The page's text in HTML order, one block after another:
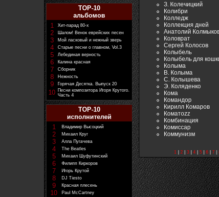
TOP-10
альбомов
1
Хит-парад 80-х
2 Шалом! Венок еврейских песен
3 Мой ласковый и нежный зверь
4 Старые песни о главном, Vol.3
5 Лебединая верность
6 Калина красная
7 Сборник
8 Нежность
9 Горячая Десятка. Выпуск 20
10 Песни композитора Игоря Крутого.
Часть 4
TOP-10
исполнителей
1
Владимир Высоцкий
2 Михаил Круг
3 Алла Пугачева
4 The Beatles
5 Михаил Шуфутинский
6 Филипп Киркоров
7 Игорь Крутой
8 DJ Tiesto
9 Красная плесень
10 Paul McCartney
З. Колечицкий
Колибри
Колледж
Коллекция дней
Анатолий
Коловрат
Сергей Колосов
Колыбель
Колыбель для
Колыма
В. Колыма
С. Колышева
Э. Коляденко
Кома
Командор
Кирилл Комаров
Коматоzz
Комбинация
Комиссар
Коммунизм
1 2 3 4 5 6 7